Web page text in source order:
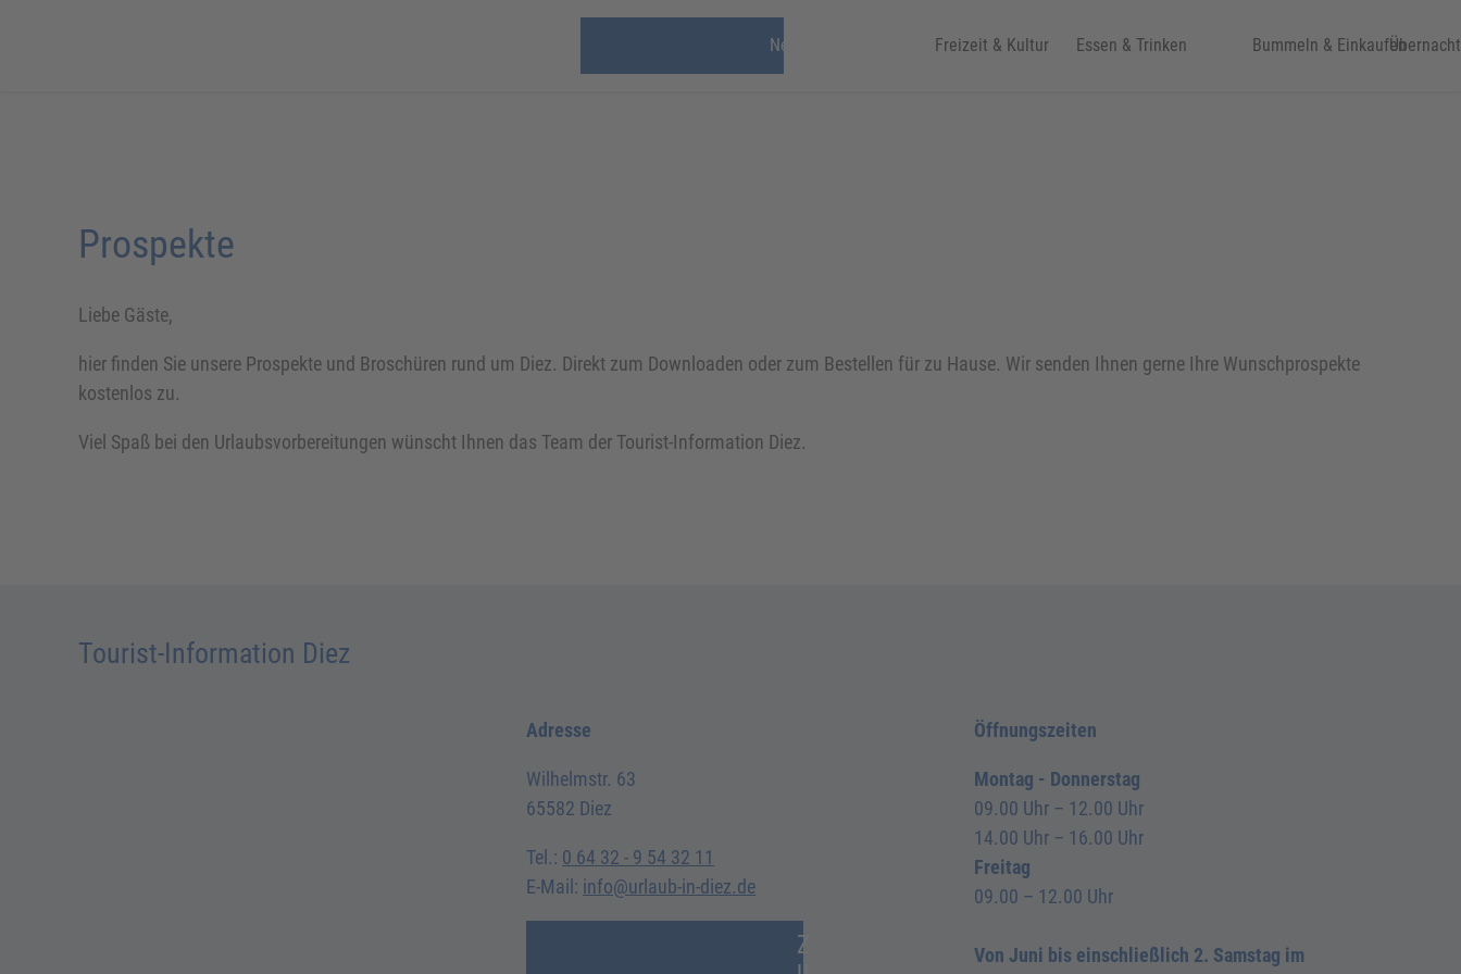
News & VeranstaltungenFreizeit & Kultur Essen & Trinken Bummeln & Einkaufen
Prospekte
Liebe Gäste,
hier finden Sie unsere Prospekte und Broschüren rund um Diez. Direkt zum Downloaden oder zum Bestellen für zu Hause. Wir senden Ihnen gerne Ihre Wunschprospekte
kostenlos zu.
Viel Spaß bei den Urlaubsvorbereitungen wünscht Ihnen das Team der Tourist-Information Diez.
Tourist-Information Diez
Adresse
Wilhelmstr. 63
65582 Diez
Tel.: 0 64 32 - 9 54 32 11
E-Mail: info@urlaub-in-diez.de
Z
Öffnungszeiten
Montag - Donnerstag
09.00 Uhr – 12.00 Uhr
14.00 Uhr – 16.00 Uhr
Freitag
09.00 – 12.00 Uhr
Von Juni bis einschließlich 2. Samstag im